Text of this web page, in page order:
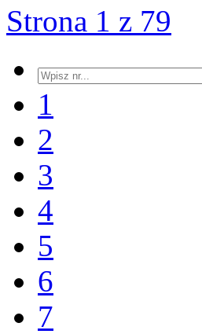
Strona 1 z 79
1
2
3
4
5
6
7